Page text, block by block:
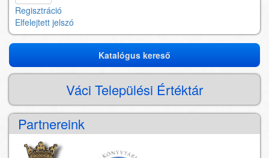
Regisztráció
Elfelejtett jelszó
Katalógus
kereső
Katalógus kereső
Váci Települési Értéktár
Partnereink